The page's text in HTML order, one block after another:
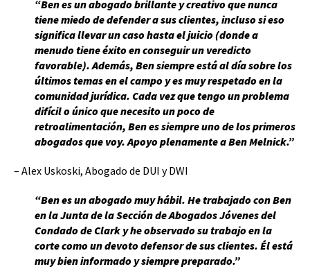
“Ben es un abogado brillante y creativo que nunca
tiene miedo de defender a sus clientes, incluso si eso
significa llevar un caso hasta el juicio (donde a
menudo tiene éxito en conseguir un veredicto
favorable). Además, Ben siempre está al día sobre los
últimos temas en el campo y es muy respetado en la
comunidad jurídica. Cada vez que tengo un problema
difícil o único que necesito un poco de
retroalimentación, Ben es siempre uno de los primeros
abogados que voy. Apoyo plenamente a Ben Melnick.”
– Alex Uskoski, Abogado de DUI y DWI
“Ben es un abogado muy hábil. He trabajado con Ben
en la Junta de la Sección de Abogados Jóvenes del
Condado de Clark y he observado su trabajo en la
corte como un devoto defensor de sus clientes. Él está
muy bien informado y siempre preparado.”